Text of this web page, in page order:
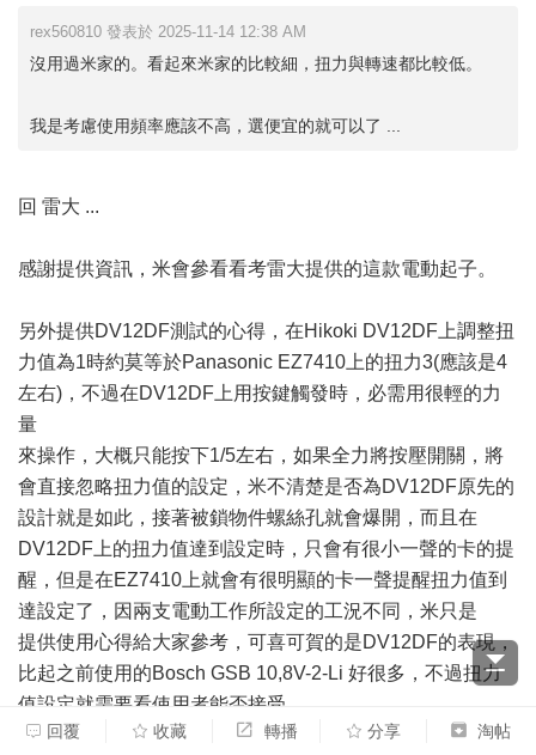
rex560810 發表於 2025-11-14 12:38 AM
沒用過米家的。看起來米家的比較細，扭力與轉速都比較低。
我是考慮使用頻率應該不高，選便宜的就可以了 ...
回 雷大 ...
感謝提供資訊，米會參看看考雷大提供的這款電動起子。
另外提供DV12DF測試的心得，在Hikoki DV12DF上調整扭
力值為1時約莫等於Panasonic EZ7410上的扭力3(應該是4
左右)，不過在DV12DF上用按鍵觸發時，必需用很輕的力
量
來操作，大概只能按下1/5左右，如果全力將按壓開關，將
會直接忽略扭力值的設定，米不清楚是否為DV12DF原先的
設計就是如此，接著被鎖物件螺絲孔就會爆開，而且在
DV12DF上的扭力值達到設定時，只會有很小一聲的卡的提
醒，但是在EZ7410上就會有很明顯的卡一聲提醒扭力值到
達設定了，因兩支電動工作所設定的工況不同，米只是
提供使用心得給大家參考，可喜可賀的是DV12DF的表現，
比起之前使用的Bosch GSB 10,8V-2-Li 好很多，不過扭力
值設定就需要看使用者能否接受.
回覆 收藏 轉播 分享 淘帖